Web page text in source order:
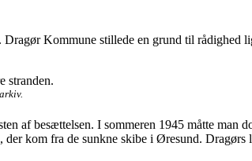
Kommune stillede en grund til rådighed
af besættelsen. I sommeren 1945 måtte man
kom fra de sunkne skibe i Øresund.